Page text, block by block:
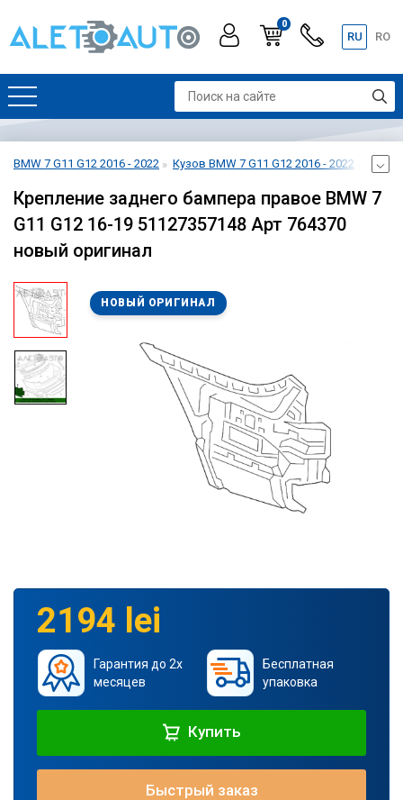
0
RU RO
BMW 7 G11 G12 2016 - 2022 Кузов BMW 7 G11 G12 2016 - 2022
Крепление заднего бампера правое BMW 7
G11 G12 16-19 51127357148 Арт 764370
новый оригинал
НОВЫЙ ОРИГИНАЛ
2194 lei
Гарантия до 2х
месяцев
Бесплатная
упаковка
Купить
Быстрый заказ